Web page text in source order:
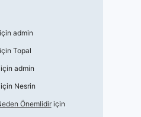
admin
Topal
için admin
için Nesrin
Önemlidiriçin